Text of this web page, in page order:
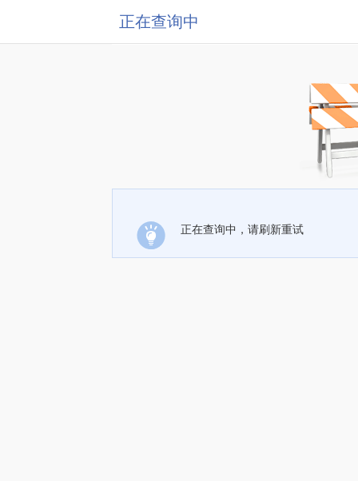
正在查询中
正在查询中，请刷新重试